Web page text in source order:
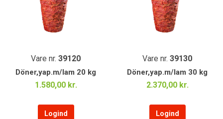
Vare nr. 39120
Döner,yap.m/lam 20 kg
1.580,00 kr.
Logind
Vare nr. 39130
Döner,yap.m/lam 30 kg
2.370,00 kr.
Logind